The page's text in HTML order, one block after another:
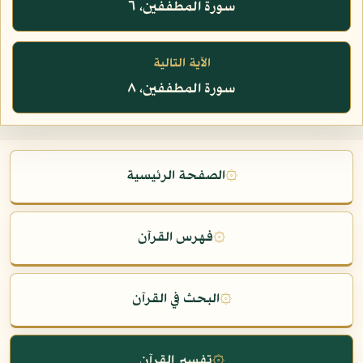
سورة المطففين، ٦
الآية التالية
سورة المطففين، ٨
۞الصفحة الرئيسية
۞فهرس القرآن
۞البحث في القرآن